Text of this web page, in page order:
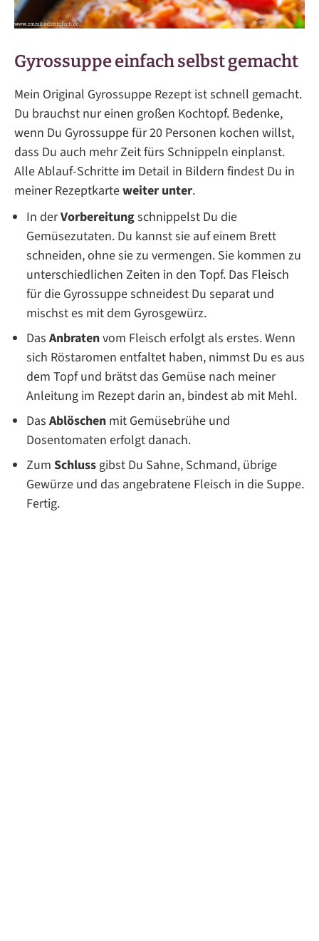
Gyrossuppe einfach selbst gemacht
Mein Original Gyrossuppe Rezept ist schnell gemacht.
Du brauchst nur einen großen Kochtopf. Bedenke,
wenn Du Gyrossuppe für 20 Personen kochen willst,
dass Du auch mehr Zeit fürs Schnippeln einplanst.
Alle Ablauf-Schritte im Detail in Bildern findest Du in
meiner Rezeptkarteweiter unter.
In derVorbereitungschnippelst Du die
Gemüsezutaten. Du kannst sie auf einem Brett
schneiden, ohne sie zu vermengen. Sie kommen zu
unterschiedlichen Zeiten in den Topf. Das Fleisch
für die Gyrossuppe schneidest Du separat und
mischst es mit dem Gyrosgewürz.
Das Anbratenvom Fleisch erfolgt als erstes. Wenn
sich Röstaromen entfaltet haben, nimmst Du es aus
dem Topf und brätst das Gemüse nach meiner
Anleitung im Rezept darin an, bindest ab mit Mehl.
Das Ablöschen mit Gemüsebrühe und
Dosentomaten erfolgt danach.
Zum Schlussgibst Du Sahne, Schmand, übrige
Gewürze und das angebratene Fleisch in die Suppe.
Fertig.